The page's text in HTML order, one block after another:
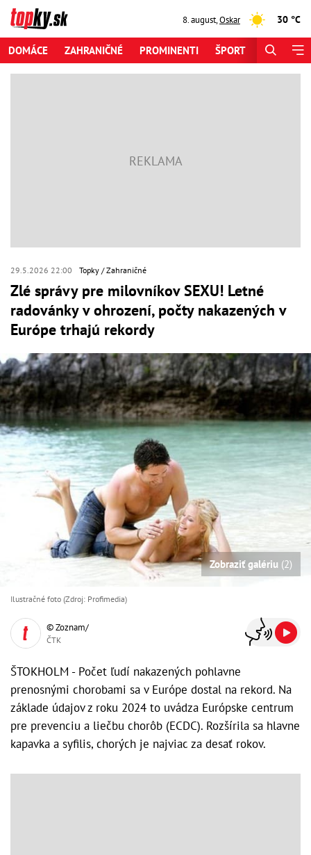
8. august,Oskar 30 °C
DOMÁCE ZAHRANIČNÉ PROMINENTI ŠPORT
29.5.2026 22:00 Topky Zahraničné
Zlé správy pre milovníkov SEXU! Letné
radovánky v ohrození, počty nakazených v
Európe trhajú rekordy
Zobraziť galériu (2)
Ilustračné foto (Zdroj: Profimedia)
© Zoznam/
ČTK
ŠTOKHOLM - Počet ľudí nakazených pohlavne
prenosnými chorobami sa v Európe dostal na rekord. Na
základe údajov z roku 2024 to uvádza Európske centrum
pre prevenciu a liečbu chorôb (ECDC). Rozšírila sa hlavne
kapavka a syfilis, chorých je najviac za desať rokov.